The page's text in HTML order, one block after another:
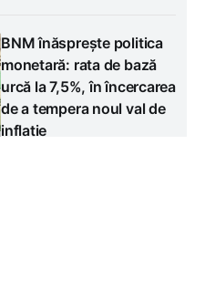
BNM înăsprește politica
monetară: rata de bază
urcă la 7,5%, în încercarea
de a tempera noul val de
inflație